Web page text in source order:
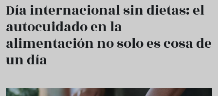
Día internacional sin dietas: el
autocuidado en la
alimentación no solo es cosa de
un día